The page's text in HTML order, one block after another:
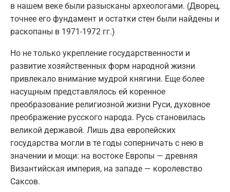
в нашем веке были разысканы археологами. (Дворец,
точнее его фундамент и остатки стен были найдены и
раскопаны в 1971-1972 гг.)
Но не только укрепление государственности и
развитие хозяйственных форм народной жизни
привлекало внимание мудрой княгини. Еще более
насущным представлялось ей коренное
преобразование религиозной жизни Руси, духовное
преображение русского народа. Русь становилась
великой державой. Лишь два европейских
государства могли в те годы соперничать с нею в
значении и мощи: на востоке Европы — древняя
Византийская империя, на западе — королевство
Саксов.